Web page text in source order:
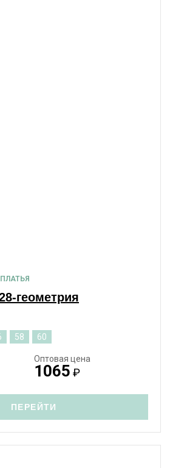
геометрия
58 60
Оптовая цена
1065 ₽
ПЕРЕЙТИ